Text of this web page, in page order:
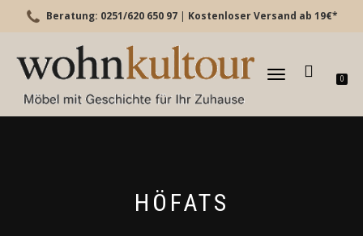
Beratung: 0251/620 650 97 | Kostenloser Versand ab 19€*
TOGGLE
0
HÖFATS